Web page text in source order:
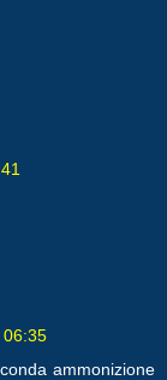
ammonizione